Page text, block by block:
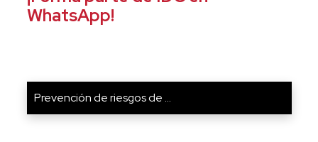
WhatsApp!
Prevención de riesgos de ...